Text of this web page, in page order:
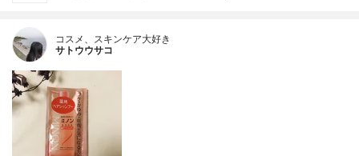
コスメ、スキンケア大好き
サトウウサコ